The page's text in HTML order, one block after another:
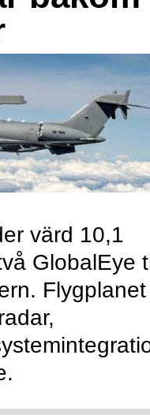
värd 10,1
GlobalEye